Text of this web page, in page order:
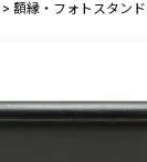
額縁・フォトスタンド